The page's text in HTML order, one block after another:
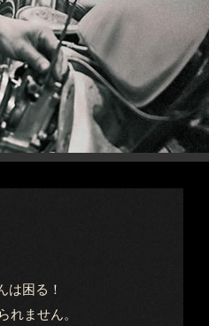
は困る！
れません。